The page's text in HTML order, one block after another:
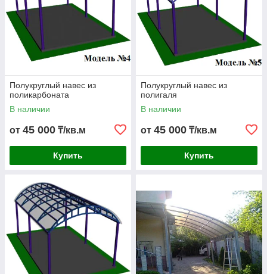
Полукруглый навес из
поликарбоната
В наличии
от 45 000 ₸/кв.м
Купить
Полукруглый навес из
полигаля
В наличии
от 45 000 ₸/кв.м
Купить